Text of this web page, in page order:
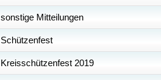
sonstige Mitteilungen
Schützenfest
Kreisschützenfest 2019